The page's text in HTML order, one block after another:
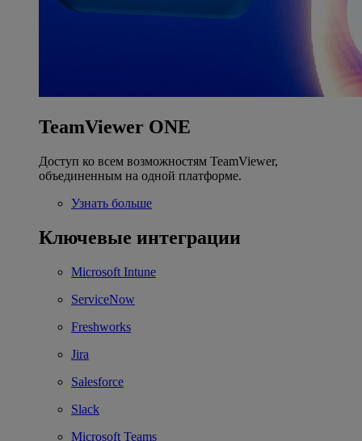
TeamViewer ONE
Доступ ко всем возможностям TeamViewer,
объединенным на одной платформе.
Узнать больше
Ключевые интеграции
Microsoft Intune
ServiceNow
Freshworks
Jira
Salesforce
Slack
Microsoft Teams